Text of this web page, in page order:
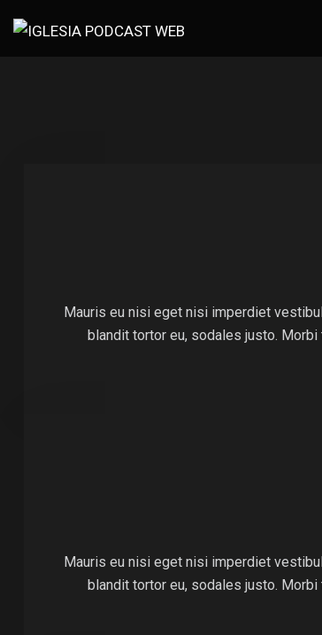
Mauris eu nisi eget nisi imperdiet
blandit tortor eu, sodales justo.
Mauris eu nisi eget nisi imperdiet
blandit tortor eu, sodales justo.